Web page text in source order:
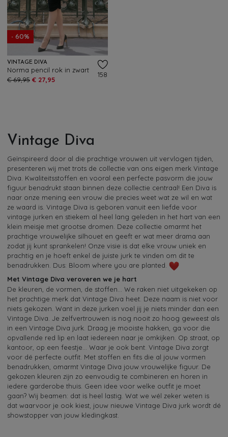
- 60%
VINTAGE DIVA
Norma pencil rok in zwart
€ 69,95 € 27,95
158
Vintage Diva
Geïnspireerd door al die prachtige vrouwen uit vervlogen tijden,
presenteren wij met trots de collectie van ons eigen merk Vintage
Diva. Kwaliteitsstoffen en vooral een perfecte pasvorm die jouw
figuur benadrukt staan binnen deze collectie centraal! Een Diva is
naar onze mening een vrouw die precies weet wat ze wil en wat
ze waard is. Vintage Diva is geboren vanuit een liefde voor
vintage jurken en stiekem al heel lang geleden in het hart van een
klein meisje met grootse dromen. Deze collectie omarmt het
prachtige vrouwelijke silhouet en geeft er wat meer drama aan
zodat jij kunt sprankelen! Onze visie is dat elke vrouw uniek en
prachtig en je hoeft enkel de juiste jurk te vinden om dit te
benadrukken. Dus: Bloom where you are planted.
Met Vintage Diva veroveren we je hart
De kleuren, de vormen, de stoffen… We raken niet uitgekeken op
het prachtige merk dat Vintage Diva heet. Deze naam is niet voor
niets gekozen. Want in deze jurken voel jij je niets minder dan een
Vintage Diva. Je zelfvertrouwen is nog nooit zo hoog geweest als
in een Vintage Diva jurk. Draag je mooiste hakken, ga voor die
opvallende red lip en laat iedereen naar je omkijken. Op straat, op
kantoor, op een feestje… Waar je ook bent. Vintage Diva zorgt
voor dé perfecte outfit. Met stoffen en fits die al jouw vormen
benadrukken, omarmt Vintage Diva jouw vrouwelijke figuur. De
gekozen kleuren zijn zo eenvoudig te combineren en horen in
iedere garderobe thuis. Geen idee voor welke outfit je moet
gaan? Wij beamen: dat is heel lastig. Wat we wél zeker weten is
dat waarvoor je ook kiest, jouw nieuwe Vintage Diva jurk wordt dé
showstopper van jouw kledingkast.